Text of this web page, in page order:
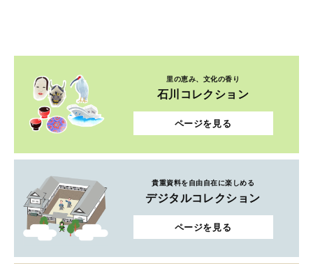
里の恵み、文化の香り
石川コレクション
ページを見る
貴重資料を自由自在に楽しめる
デジタルコレクション
ページを見る